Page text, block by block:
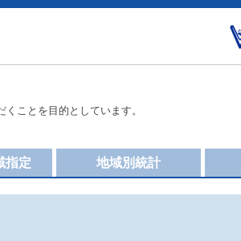
ことを目的としています。
地域別統計
指定